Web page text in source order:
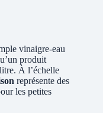
vinaigre-eau
produit
À l’échelle
représente des
les petites